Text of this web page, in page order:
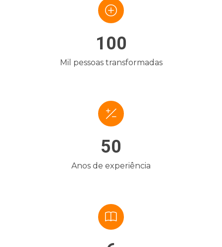
100
Mil pessoas transformadas
50
Anos de experiência